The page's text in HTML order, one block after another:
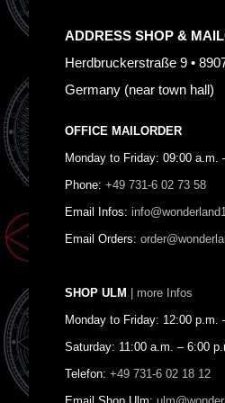
ADDRESS SHOP &
Herdbruckerstraße 9 •
Germany (near town hall)
OFFICE MAILORDER
Monday to Friday: 09:00 a.m.
Phone: +49 731-6 02 73 58
Email Infos:
Email Orders:
SHOP ULM | more Infos
Monday to Friday: 12:00 p.m.
Saturday: 11:00 a.m. – 6:00
Telefon: +49 731-6 02 18 12